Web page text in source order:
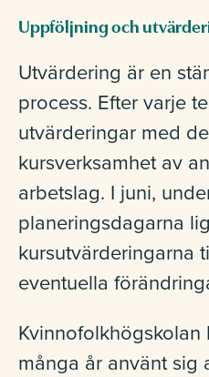
Uppföljning och
Utvärdering är en
process. Efter varje
utvärderingar med
kursverksamhet av
arbetslag. I juni,
planeringsdagarna
kursutvärderingarna
eventuella
Kvinnofolkhögskolan
många år använt sig